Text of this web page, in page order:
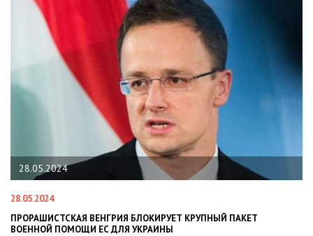
28.05.2024
28.05.2024
ПРОРАШИСТСКАЯ ВЕНГРИЯ БЛОКИРУЕТ КРУПНЫЙ ПАКЕТ
ВОЕННОЙ ПОМОЩИ ЕС ДЛЯ УКРАИНЫ